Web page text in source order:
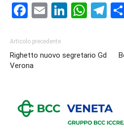
Facebook
Email
Articolo precedente
Righetto nuovo segretario Gd
Verona